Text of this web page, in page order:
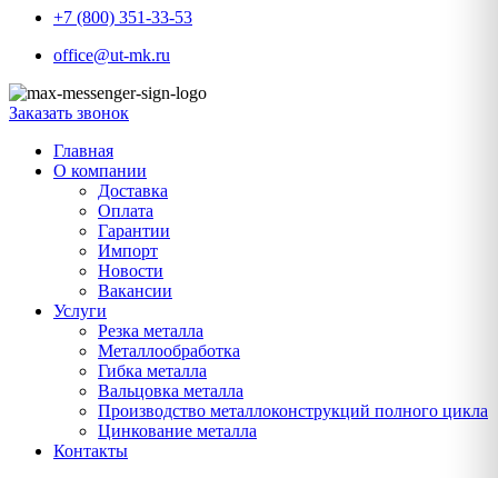
+7 (800) 351-33-53
office@ut-mk.ru
Заказать звонок
Главная
О компании
Доставка
Оплата
Гарантии
Импорт
Новости
Вакансии
Услуги
Резка металла
Металлообработка
Гибка металла
Вальцовка металла
Производство металлоконструкций полного цикла
Цинкование металла
Контакты